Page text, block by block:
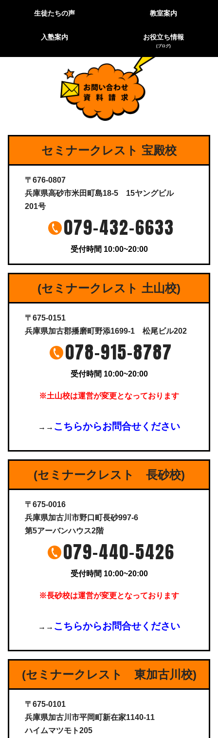
生徒たちの声 教室案内
入塾案内 お役立ち情報
(ブログ)
セミナークレスト 宝殿校
〒676-0807
兵庫県高砂市米田町島18-5 15ヤングビル
201号
079-432-6633
受付時間 10:00~20:00
(セミナークレスト 土山校)
〒675-0151
兵庫県加古郡播磨町野添1699-1 松尾ビル202
078-915-8787
受付時間 10:00~20:00
※土山校は運営が変更となっております
→→ こちらからお問合せください
(セミナークレスト 長砂校)
〒675-0016
兵庫県加古川市野口町長砂997-6
第5アーバンハウス2階
079-440-5426
受付時間 10:00~20:00
※長砂校は運営が変更となっております
→→ こちらからお問合せください
(セミナークレスト 東加古川校)
〒675-0101
兵庫県加古川市平岡町新在家1140-11
ハイムマツモト205